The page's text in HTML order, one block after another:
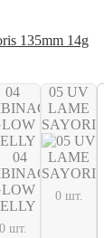
135mm 14g
04
0 шт.
05 UV
LAME
SAYORI
0 шт.